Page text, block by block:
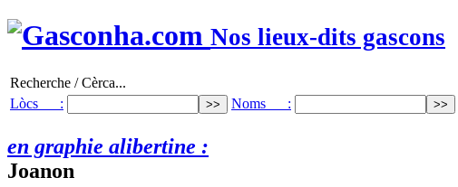
Nos lieux-dits gascons
Recherche / Cèrca...
Lòcs :
Noms :
en graphie alibertine :
Joanon